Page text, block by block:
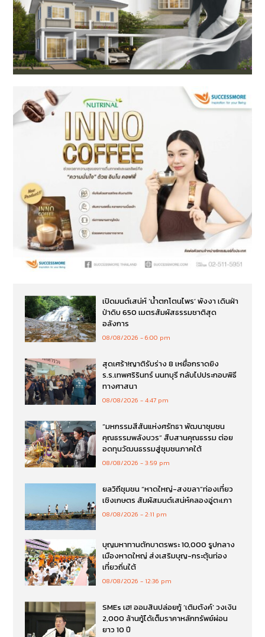
เปิดมนต์เสน่ห์ ‘น้ำตกโตนไพร’ พังงา เดินฝ่า
ป่าดิบ 650 เมตรสัมผัสธรรมชาติสุด
อลังการ
08/08/2026 6:00 pm
สุดเศร้า!ญาติรับร่าง 8 เหยื่อกราดยิง
ร.ร.เทพศริรินทร์ นนทบุรี กลับไปประกอบพิธี
ทางศาสนา
08/08/2026 4:47 pm
“มหกรรมสีสันแห่งศรัทธา พัฒนาชุมชน
คุณธรรมพลังบวร” สืบสานคุณธรรม ต่อย
อดทุนวัฒนธรรมสู่ชุมชนภาคใต้
08/08/2026 3:59 pm
ยลวิถีชุมชน “หาดใหญ่-สงขลา”ท่องเที่ยว
เชิงเกษตร สัมผัสมนต์เสน่ห์คลองอู่ตะเภา
08/08/2026 2:11 pm
บุญมหาทานตักบาตรพระ 10,000 รูปกลาง
เมืองหาดใหญ่ ส่งเสริมบุญ-กระตุ้นท่อง
เที่ยวถิ่นใต้
08/08/2026 12:36 pm
SMEs เฮ! ออมสินปล่อยกู้ ‘เติมตังค์’ วงเงิน
2,000 ล้านกู้ได้เต็มราคาหลักทรัพย์ผ่อน
ยาว 10 ปี